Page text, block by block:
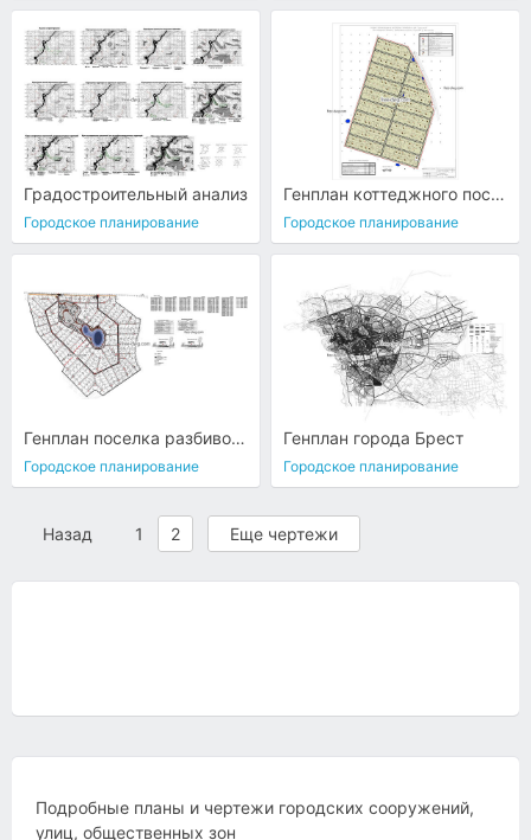
Градостроительный анализ
Городское планирование
Генплан коттеджного поселка
Городское планирование
Генплан поселка разбивочный
Городское планирование
Генплан города Брест
Городское планирование
Назад 1 2 Еще чертежи
Подробные планы и чертежи городских сооружений,
улиц, общественных зон